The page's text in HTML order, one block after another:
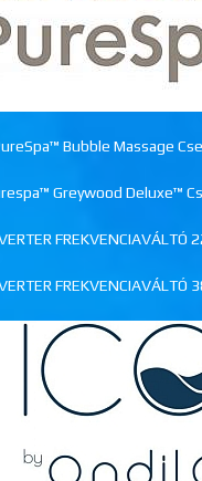
Bubble Massage
Greywood Deluxe™